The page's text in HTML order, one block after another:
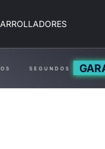
SEGUNDOS